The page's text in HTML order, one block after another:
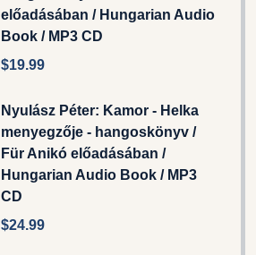
előadásában / Hungarian Audio
Book / MP3 CD
$19.99
Nyulász Péter: Kamor - Helka
menyegzője - hangoskönyv /
Für Anikó előadásában /
Hungarian Audio Book / MP3
CD
$24.99